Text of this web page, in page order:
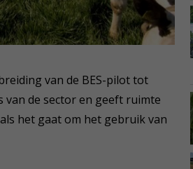
van de BES-pilot tot
van de sector en geeft ruimte
het gaat om het gebruik van